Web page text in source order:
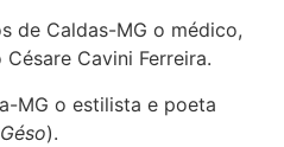
de Caldas-MG o médico,
Cavini Ferreira.
MG o estilista e poeta
Géso).